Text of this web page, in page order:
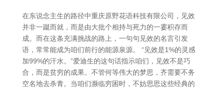
在东说念主生的路径中重庆原野花语科技有限公司，见效
并非一蹴而就，而是由大批个相持与死力的一霎积存而
成。而在这条充满挑战的路上，一句句见效的名言引发
语，常常能成为咱们前行的能源泉源。 “见效是1%的灵感
加99%的汗水。”爱迪生的这句话指示咱们，见效不是巧
合，而是贫穷的成果。不管何等伟大的梦思，齐需要不务
空名地去杀青。当咱们濒临穷困时，不妨思思这些经典的